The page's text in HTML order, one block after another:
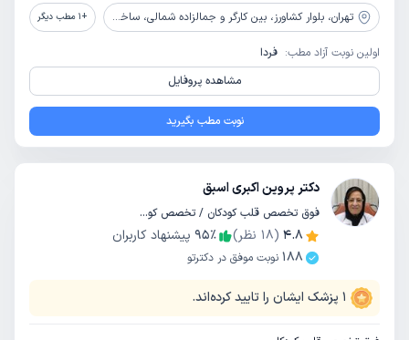
تهران، بلوار کشاورز، بین کارگر و جمالزاده شمالی، ساختمان کوثر، طبقه 3 +
1 مطب دیگر
اولین نوبت آزاد مطب: فردا
مشاهده پروفایل
نوبت مطب بگیرید
دکتر پروین اکبری اسبق
فوق تخصص قلب کودکان / تخصص کودکان و اطفال
4.8
(
18 نظر) 95٪
پیشنهاد کاربران
188 نوبت موفق در دکترتو
1 پزشک ایشان را تایید کرده‌اند.